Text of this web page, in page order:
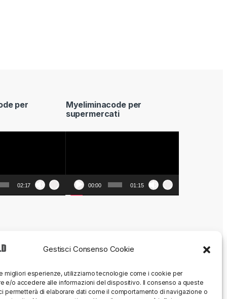
Gestisci Consenso Cookie
migliori esperienze, utilizziamo tecnologie come i cookie per
e/o accedere alle informazioni del dispositivo. Il consenso a queste
permetterà di elaborare dati come il comportamento di navigazione o
per
02:17
Myeliminacode per
supermercati
00:00 01:15